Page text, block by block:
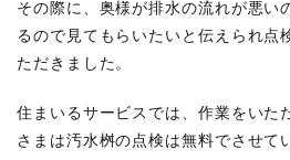
その際に、奥様が排水の流れが悪い
るので見てもらいたいと伝えられ点
ただきました。
住まいるサービスでは、作業をいた
さまは汚水桝の点検は無料でさせて